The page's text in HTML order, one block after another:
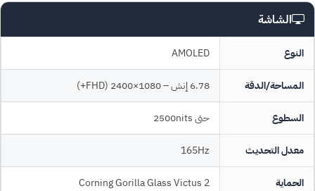
الشاشة
النوع AMOLED
المساحة/الدقة 6.78 إنش – 1080×2400 (FHD+)
السطوع حتى 2500nits
معدل التحديث 165Hz
الحماية Corning Gorilla Glass Victus 2